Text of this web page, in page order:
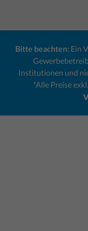
Bitte beachten: Ein
Institutionen und
*Alle Preise